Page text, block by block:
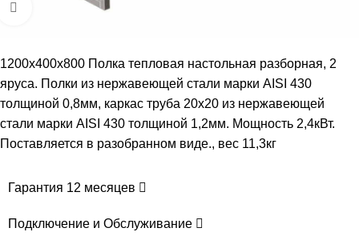
Увеличить
1200х400х800 Полка тепловая настольная разборная, 2
яруса. Полки из нержавеющей стали марки AISI 430
толщиной 0,8мм, каркас труба 20х20 из нержавеющей
стали марки AISI 430 толщиной 1,2мм. Мощность 2,4кВт.
Поставляется в разобранном виде., вес 11,3кг
Гарантия 12 месяцев
Подключение и Обслуживание